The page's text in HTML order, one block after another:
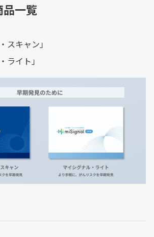
一覧
スキャン」
ライト」